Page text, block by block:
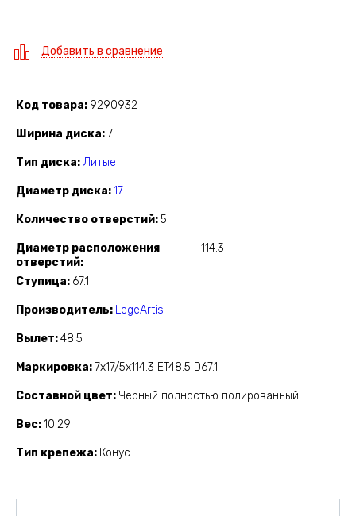
Добавить в сравнение
Код товара 9290932
Ширина диска 7
Тип диска Литые
Диаметр диска 17
Количество отверстий 5
Диаметр расположения
отверстий
114.3
Ступица 67.1
Производитель LegeArtis
Вылет 48.5
Маркировка 7x17/5x114.3 ET48.5 D67.1
Составной цвет Черный полностью полированный
Вес 10.29
Тип крепежа Конус